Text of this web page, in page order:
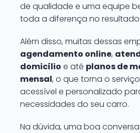
de qualidade e uma equipe
toda a diferença no resultado
Além disso, muitas dessas
agendamento online,
domicílio e até planos de
mensal, o que torna o
acessível e personalizado
necessidades do seu carro.
Na dúvida, uma boa